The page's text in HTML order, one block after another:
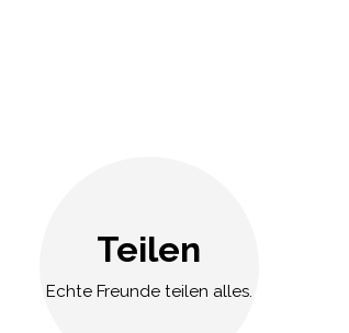
Teilen
Echte Freunde teilen alles.